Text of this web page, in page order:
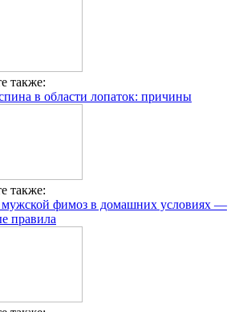
также:
в области лопаток: причины
также:
фимоз в домашних условиях —
правила